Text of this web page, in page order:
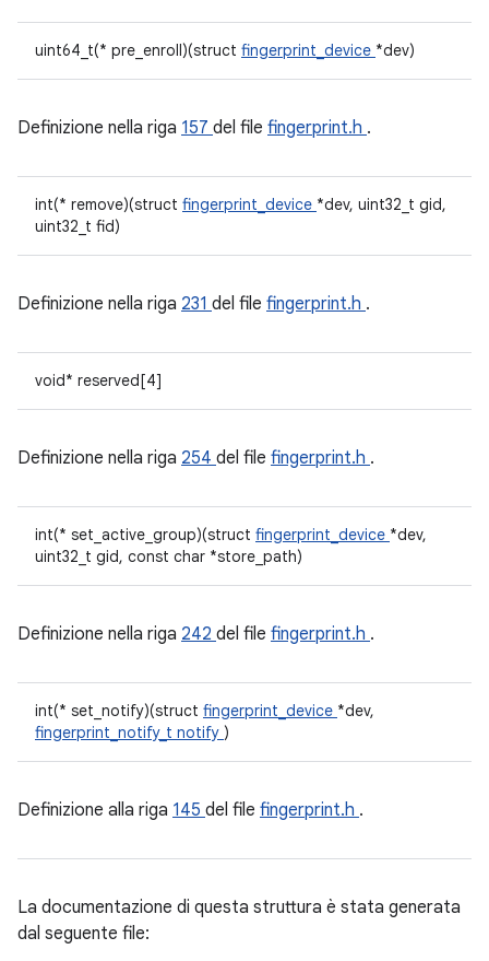
uint64_t(* pre_enroll)(struct fingerprint_device *dev)
Definizione nella riga 157 del file fingerprint.h .
int(* remove)(struct fingerprint_device *dev, uint32_t gid,
uint32_t fid)
Definizione nella riga 231 del file fingerprint.h .
void* reserved[4]
Definizione nella riga 254 del file fingerprint.h .
int(* set_active_group)(struct fingerprint_device *dev,
uint32_t gid, const char *store_path)
Definizione nella riga 242 del file fingerprint.h .
int(* set_notify)(struct fingerprint_device *dev,
fingerprint_notify_t notify )
Definizione alla riga 145 del file fingerprint.h .
La documentazione di questa struttura è stata generata
dal seguente file: